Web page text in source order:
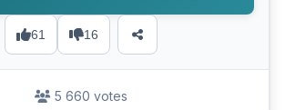
61 16
5 660 votes